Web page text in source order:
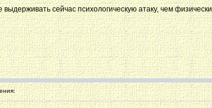
сейчас психологическую атаку, чем